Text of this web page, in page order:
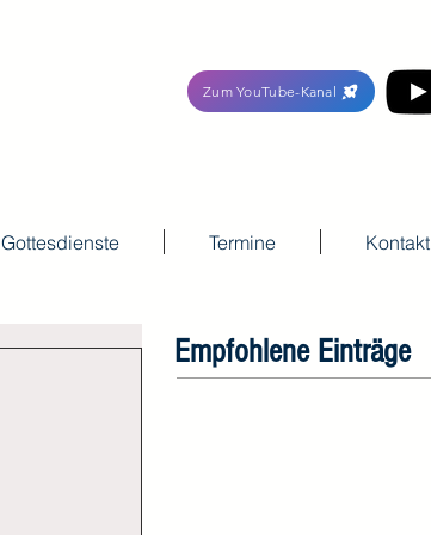
Zum YouTube-Kanal
Gottesdienste Termine Kontakt
Empfohlene Einträge